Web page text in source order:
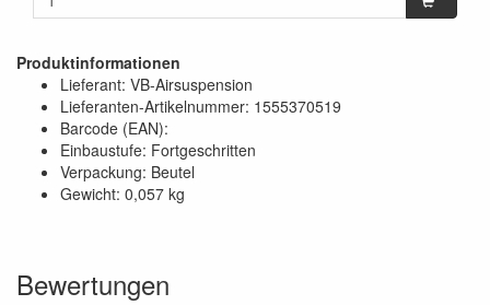
Produktinformationen
Lieferant: VB-Airsuspension
Lieferanten-Artikelnummer: 1555370519
Barcode (EAN):
Einbaustufe: Fortgeschritten
Verpackung: Beutel
Gewicht: 0,057 kg
Bewertungen